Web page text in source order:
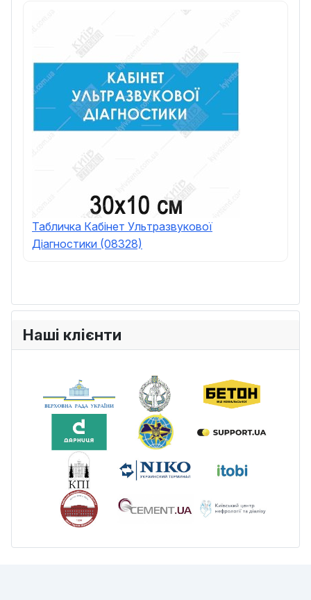
Табличка Кабінет Ультразвукової
Діагностики (08328)
Наші клієнти